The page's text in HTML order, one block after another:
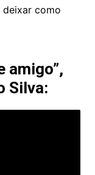
deixar como
amigo”,
Silva: